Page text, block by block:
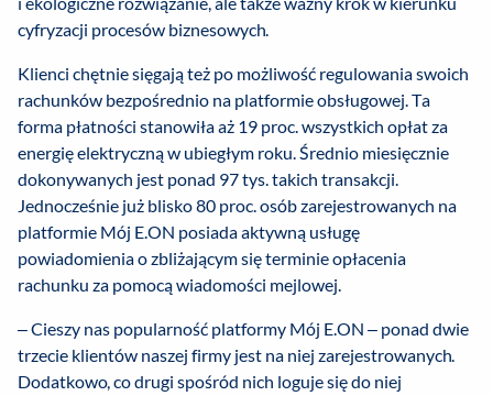
cyfryzacji procesów biznesowych.
Klienci chętnie sięgają też po możliwość regulowania swoich
rachunków bezpośrednio na platformie obsługowej. Ta
forma płatności stanowiła aż 19 proc. wszystkich opłat za
energię elektryczną w ubiegłym roku. Średnio miesięcznie
dokonywanych jest ponad 97 tys. takich transakcji.
Jednocześnie już blisko 80 proc. osób zarejestrowanych na
platformie Mój E.ON posiada aktywną usługę
powiadomienia o zbliżającym się terminie opłacenia
rachunku za pomocą wiadomości mejlowej.
– Cieszy nas popularność platformy Mój E.ON – ponad dwie
trzecie klientów naszej firmy jest na niej zarejestrowanych.
Dodatkowo, co drugi spośród nich loguje się do niej